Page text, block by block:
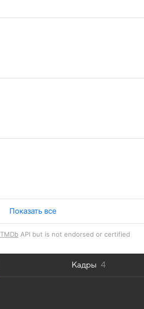
Показать все
TMDb API but is not endorsed or certified
Кадры 4